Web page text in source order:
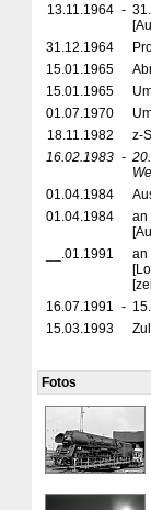
13.11.1964 -
31.12.1964
15.01.1965
15.01.1965
01.07.1970
18.11.1982
z-
16.02.1983 -
01.04.1984
01.04.1984
an
__.01.1991
an
16.07.1991 -
15.03.1993
Fotos